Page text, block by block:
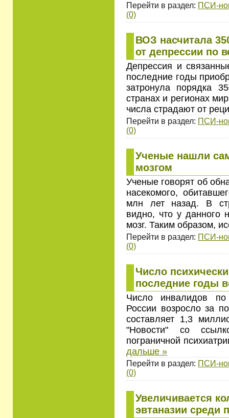
Перейти в раздел: ПСИ-
(0)
ВОЗ насчитала
от депрессии по
Депрессия и
последние годы
затронула порядка
странах и регионах
числа страдают от
Перейти в раздел: ПСИ-
(0)
Ученые нашли
мозгом
Ученые говорят об
насекомого,
млн лет назад. В
видно, что у данного
мозг. Таким образом,
Перейти в раздел: ПСИ-
(0)
Число
последние годы
Число инвалидов по
России возросло за
составляет 1,3
"Новости" со
пограничной
дальше »
Перейти в раздел: ПСИ-
(0)
Увеличивается
эвтаназии среди